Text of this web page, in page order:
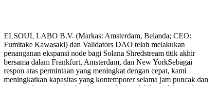
ELSOUL LABO B.V. (Markas: Amsterdam, Belanda; CEO:
Fumitake Kawasaki) dan Validators DAO telah melakukan
penanganan ekspansi node bagi Solana Shredstream titik akhir
bersama dalam Frankfurt, Amsterdam, dan New YorkSebagai
respon atas permintaan yang meningkat dengan cepat, kami
meningkatkan kapasitas yang kontemporer selama jam puncak dan